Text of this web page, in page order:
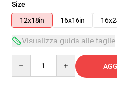
Size
12x18in
16x16in
Visualizza guida alle taglie